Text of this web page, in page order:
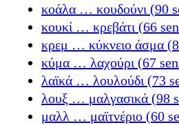
κοάλα … κουδούνι (90
κουκί … κρεβάτι (66
κρεμ … κύκνειο άσμα
κύμα … λαχούρι (67
λαϊκά … λουλούδι (73
λουξ … μαλγασικά (98
μαλλ … μαϊτνέριο (60